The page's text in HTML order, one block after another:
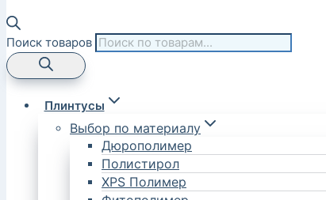
Поиск товаров
Плинтусы
Выбор по материалу
Дюрополимер
Полистирол
XPS Полимер